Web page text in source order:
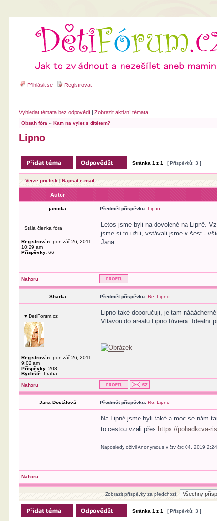
Přihlásit se Registrovat
Vyhledat témata bez odpovědí |Zobrazit aktivní témata
Obsah fóra »Kam na výlet s dítětem?
Lipno
Stránka1 z1 [ Příspěvků: 3 ]
Verze pro tisk |Napsat e-mail
Autor
janicka Předmět příspěvku: Lipno
Stálá členka fóra
Registrován: pon zář 26, 2011
10:29 am
Příspěvky: 66
Letos jsme byli na dovolené na Lipně.
jsme si to užili, vstávali jsme v šest -
Jana
Nahoru
Sharka Předmět příspěvku: Re: Lipno
♥ DetiForum.cz
Registrován: pon zář 26, 2011
9:02 am
Příspěvky: 208
Bydliště: Praha
Lipno také doporučuji, je tam
Vltavou do areálu Lipno Riviera. Ideální
Nahoru
Jana Dostálová Předmět příspěvku: Re: Lipno
Na Lipně jsme byli také a moc se nám
to cestou vzali přes https://pohadkova-
Naposledy oživil Anonymous v čtv črc 04, 2019
Nahoru
Zobrazit příspěvky za předchozí:
Stránka1 z1 [ Příspěvků: 3 ]